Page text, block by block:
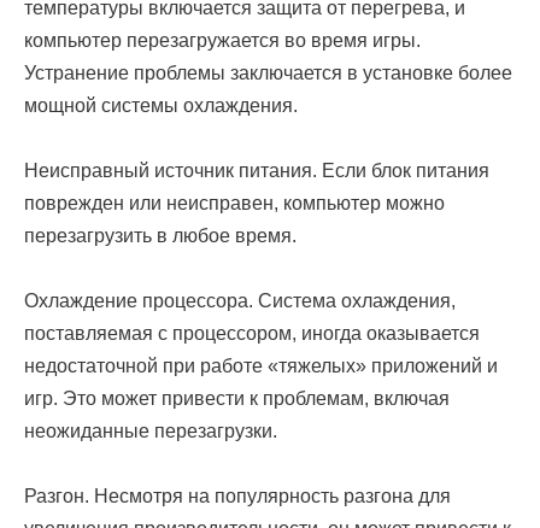
температуры включается защита от перегрева, и
компьютер перезагружается во время игры.
Устранение проблемы заключается в установке более
мощной системы охлаждения.
Неисправный источник питания. Если блок питания
поврежден или неисправен, компьютер можно
перезагрузить в любое время.
Охлаждение процессора. Система охлаждения,
поставляемая с процессором, иногда оказывается
недостаточной при работе «тяжелых» приложений и
игр. Это может привести к проблемам, включая
неожиданные перезагрузки.
Разгон. Несмотря на популярность разгона для